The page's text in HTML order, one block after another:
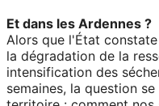
Et dans les Ardennes ?
Alors que l'État
la dégradation de la
intensification des
semaines, la question